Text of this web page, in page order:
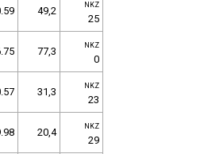
49,2 NKZ
25
77,3 NKZ
0
31,3 NKZ
23
20,4 NKZ
29